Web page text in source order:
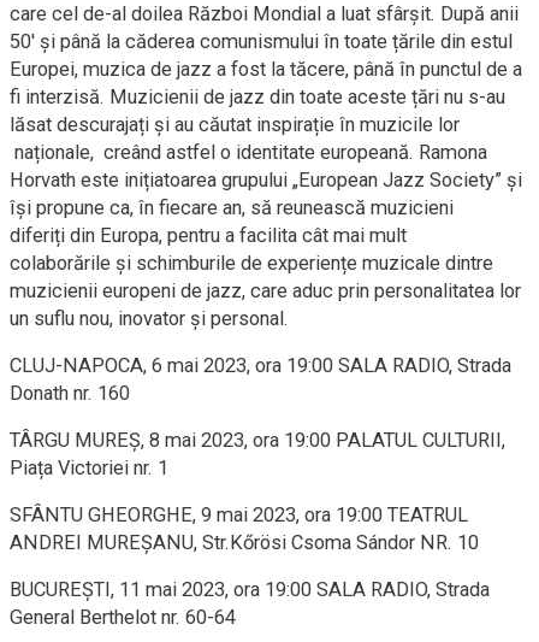
care cel de-al doilea Război Mondial a luat sfârșit. După anii
50′ și până la căderea comunismului în toate țările din estul
Europei, muzica de jazz a fost la tăcere, până în punctul de a
fi interzisă. Muzicienii de jazz din toate aceste țări nu s-au
lăsat descurajați și au căutat inspirație în muzicile lor
naționale, creând astfel o identitate europeană. Ramona
Horvath este inițiatoarea grupului „European Jazz Society” și
își propune ca, în fiecare an, să reunească muzicieni
diferiți din Europa, pentru a facilita cât mai mult
colaborările și schimburile de experiențe muzicale dintre
muzicienii europeni de jazz, care aduc prin personalitatea lor
un suflu nou, inovator și personal.
CLUJ-NAPOCA, 6 mai 2023, ora 19:00 SALA RADIO, Strada
Donath nr. 160
TÂRGU MUREȘ, 8 mai 2023, ora 19:00 PALATUL CULTURII,
Piața Victoriei nr. 1
SFÂNTU GHEORGHE, 9 mai 2023, ora 19:00 TEATRUL
ANDREI MUREȘANU, Str.Kőrösi Csoma Sándor NR. 10
BUCUREȘTI, 11 mai 2023, ora 19:00 SALA RADIO, Strada
General Berthelot nr. 60-64